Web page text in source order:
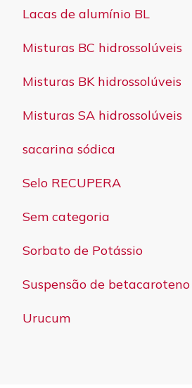
Lacas de alumínio BL
Misturas BC hidrossolúveis
Misturas BK hidrossolúveis
Misturas SA hidrossolúveis
sacarina sódica
Selo RECUPERA
Sem categoria
Sorbato de Potássio
Suspensão de betacaroteno
Urucum